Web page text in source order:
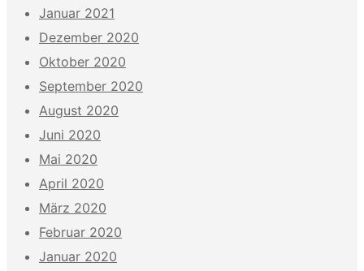
Januar 2021
Dezember 2020
Oktober 2020
September 2020
August 2020
Juni 2020
Mai 2020
April 2020
März 2020
Februar 2020
Januar 2020